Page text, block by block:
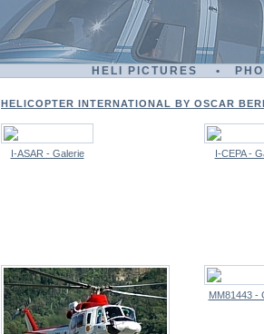
HELI PICTURES •
HELICOPTER INTERNATIONAL BY OSCAR
I-ASAR - Galerie I-CEPA -
MM81443 -